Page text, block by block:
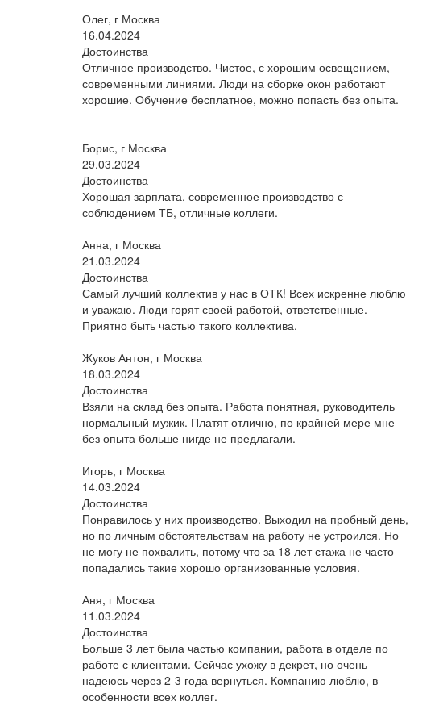
Олег, г Москва
16.04.2024
Достоинства
Отличное производство. Чистое, с хорошим освещением,
современными линиями. Люди на сборке окон работают
хорошие. Обучение бесплатное, можно попасть без опыта.
Борис, г Москва
29.03.2024
Достоинства
Хорошая зарплата, современное производство с
соблюдением ТБ, отличные коллеги.
Анна, г Москва
21.03.2024
Достоинства
Самый лучший коллектив у нас в ОТК! Всех искренне люблю
и уважаю. Люди горят своей работой, ответственные.
Приятно быть частью такого коллектива.
Жуков Антон, г Москва
18.03.2024
Достоинства
Взяли на склад без опыта. Работа понятная, руководитель
нормальный мужик. Платят отлично, по крайней мере мне
без опыта больше нигде не предлагали.
Игорь, г Москва
14.03.2024
Достоинства
Понравилось у них производство. Выходил на пробный день,
но по личным обстоятельствам на работу не устроился. Но
не могу не похвалить, потому что за 18 лет стажа не часто
попадались такие хорошо организованные условия.
Аня, г Москва
11.03.2024
Достоинства
Больше 3 лет была частью компании, работа в отделе по
работе с клиентами. Сейчас ухожу в декрет, но очень
надеюсь через 2-3 года вернуться. Компанию люблю, в
особенности всех коллег.